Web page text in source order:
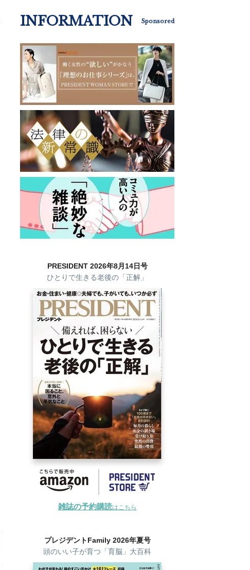
INFORMATION Sponsored
PRESIDENT 2026年8月14日号
ひとりで生きる老後の「正解」
雑誌の予約購読はこちら
プレジデントFamily 2026年夏号
頭のいい子が育つ「育脳」大百科